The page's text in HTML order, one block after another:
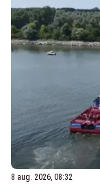
8 aug. 2026, 08:32